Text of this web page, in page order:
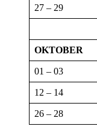
27 – 29
OKTOBER
01 – 03
12 – 14
26 – 28